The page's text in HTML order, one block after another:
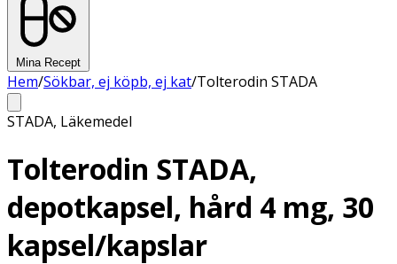
Mina Recept
Hem/Sökbar, ej köpb, ej kat/Tolterodin STADA
STADA, Läkemedel
Tolterodin STADA,
depotkapsel, hård 4 mg, 30
kapsel/kapslar